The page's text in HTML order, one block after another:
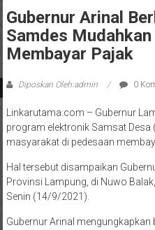
Gubernur Arinal
Samdes
Membayar Pajak
Diposkan Oleh:admin 0
Linkarutama.com – Gubernur
program elektronik Samsat
masyarakat di pedesaan
Hal tersebut disampaikan
Provinsi Lampung, di Nuwo
Senin (14/9/2021).
Gubernur Arinal